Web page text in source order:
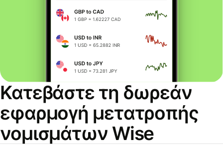
Κατεβάστε τη δωρεάν
εφαρμογή μετατροπής
νομισμάτων Wise